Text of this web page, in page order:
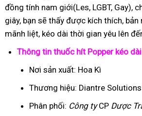
đồng tính nam giới(Les, LGBT, Gay),
giây, bạn sẽ thấy được kích thích,
mãnh liệt, kéo dài thời gian yêu lên
Thông tin thuốc hít Popper kéo
Nơi sản xuất: Hoa Kì
Thương hiệu: Diantre Solutions
Phân phối: Công tyCP Dược